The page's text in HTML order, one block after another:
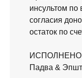
инсультом по
согласия
остаток по
ИСПОЛНЕНО
Падва &